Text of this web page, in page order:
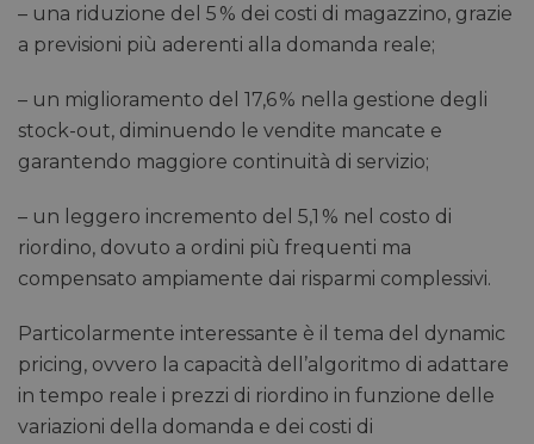
– una riduzione del 5 % dei costi di magazzino, grazie
a previsioni più aderenti alla domanda reale;
– un miglioramento del 17,6 % nella gestione degli
stock-out, diminuendo le vendite mancate e
garantendo maggiore continuità di servizio;
– un leggero incremento del 5,1 % nel costo di
riordino, dovuto a ordini più frequenti ma
compensato ampiamente dai risparmi complessivi.
Particolarmente interessante è il tema del dynamic
pricing, ovvero la capacità dell’algoritmo di adattare
in tempo reale i prezzi di riordino in funzione delle
variazioni della domanda e dei costi di